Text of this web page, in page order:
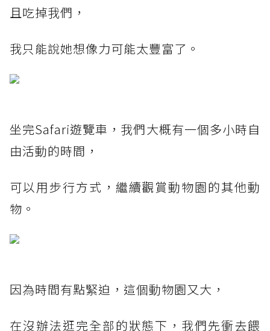
且吃掉我們，
我只能說她想像力可能太豐富了。
坐完Safari遊覽車，我們大概有一個多小時自
由活動的時間，
可以用步行方式，繼續觀賞動物園的其他動
物。
因為時間有點緊迫，這個動物園又大，
在沒辦法逛完全部的狀態下，我們先衝去餵